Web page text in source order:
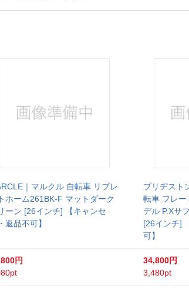
｜マルクル 自転車 リブレ
ホーム261BK-F マットダーク
ーン [26インチ] 【キャンセ
返品不可】
円
ブリヂスト
転車 フレー
デル P.Xサ
[26インチ]
可】
34,800円
3,480pt